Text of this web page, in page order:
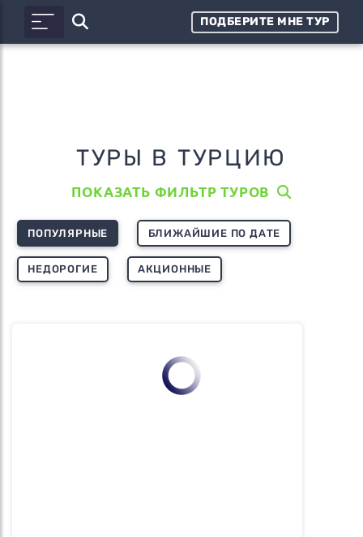
ПОДБЕРИТЕ МНЕ ТУР
ТУРЫ В ТУРЦИЮ
ПОКАЗАТЬ ФИЛЬТР ТУРОВ
ПОПУЛЯРНЫЕ БЛИЖАЙШИЕ ПО ДАТЕ
НЕДОРОГИЕ АКЦИОННЫЕ